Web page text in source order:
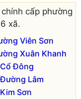
cấp phường
xã.
Viên Sơn
Xuân Khanh
Đông
Lâm
Sơn